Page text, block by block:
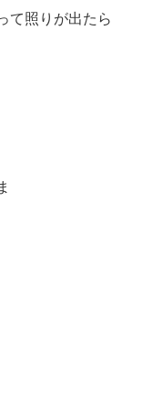
て照りが出たら